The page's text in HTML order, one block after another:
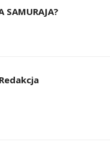
SAMURAJA?
Redakcja